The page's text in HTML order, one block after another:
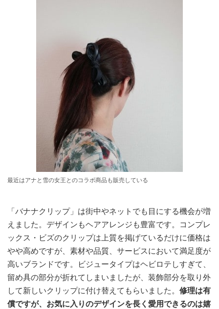
最近はアナと雪の女王とのコラボ商品も販売している
「バナナクリップ」は街中やネットでも目にする機会が増
えました。デザインもヘアアレンジも豊富です。コンプレ
ックス・ビズのクリップは上質を掲げているだけに価格は
やや高めですが、素材や品質、サービスにおいて満足度が
高いブランドです。ビジュータイプはヘビロテしすぎて、
留め具の部分が折れてしまいましたが、装飾部分を取り外
して新しいクリップに付け替えてもらいました。 修理は有
償ですが、お気に入りのデザインを長く愛用できるのは嬉